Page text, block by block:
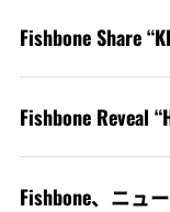
Fishbone Share
Fishbone Reveal
Fishbone、ニュ